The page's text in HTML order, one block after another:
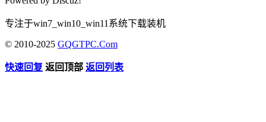
专注于win7_win10_win11系统下载装机
© 2010-2025 GQGTPC.Com
快速回复 返回顶部 返回列表